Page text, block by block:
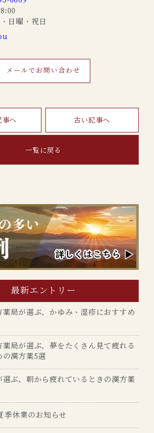
日曜・祝日
メールでお問い合わせ
事へ 古い記事へ
一覧に戻る
最新エントリー
薬局が選ぶ、かゆみ・湿疹におすすめ
局が選ぶ、夢をたくさん見て疲れる
の漢方薬5選
選ぶ、朝から疲れているときの漢方薬
季休業のお知らせ